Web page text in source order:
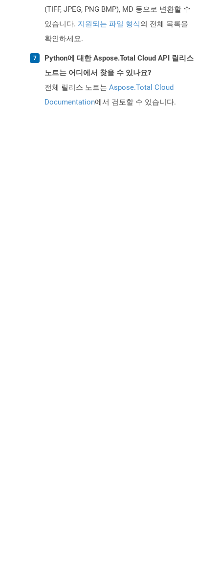
(TIFF, JPEG, PNG BMP), MD 등으로 변환할 수
있습니다. 지원되는 파일 형식의 전체 목록을
확인하세요.
Python에 대한 Aspose.Total Cloud API 릴리스
노트는 어디에서 찾을 수 있나요?
전체 릴리스 노트는 Aspose.Total Cloud
Documentation에서 검토할 수 있습니다.